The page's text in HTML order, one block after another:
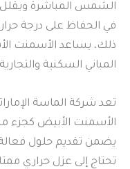
الشمس المباشرة
في الحفاظ على درجة
ذلك، يساعد الأسمنت
المباني السكنية
تعد شركة الماسة
الأسمنت الأبيض كجزء
يضمن تقديم حلول
تحتاج إلى عزل حراري